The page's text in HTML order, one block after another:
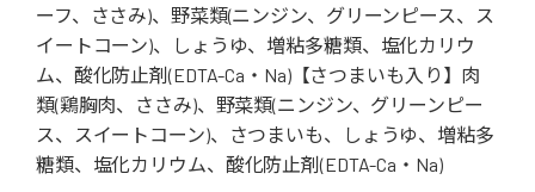
ーフ、ささみ)、野菜類(ニンジン、グリーンピース、ス
イートコーン)、しょうゆ、増粘多糖類、塩化カリウ
ム、酸化防止剤(EDTA-Ca・Na)【さつまいも入り】肉
類(鶏胸肉、ささみ)、野菜類(ニンジン、グリーンピー
ス、スイートコーン)、さつまいも、しょうゆ、増粘多
糖類、塩化カリウム、酸化防止剤(EDTA-Ca・Na)